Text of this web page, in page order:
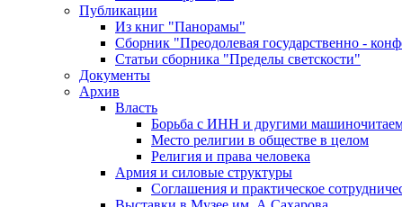
Публикации
Из книг "Панорамы"
Сборник "Преодолевая государственно -
Статьи сборника "Пределы светскости"
Документы
Архив
Власть
Борьба с ИНН и другими
Место религии в обществе в целом
Религия и права человека
Армия и силовые структуры
Соглашения и практическое